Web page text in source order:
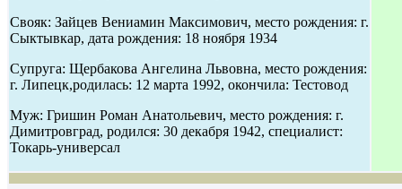
Свояк: Зайцев Вениамин Максимович, место рождения: г.
Сыктывкар, дата рождения: 18 ноября 1934
Супруга: Щербакова Ангелина Львовна, место рождения:
г. Липецк,родилась: 12 марта 1992, окончила: Тестовод
Муж: Гришин Роман Анатольевич, место рождения: г.
Димитровград, родился: 30 декабря 1942, специалист:
Токарь-универсал